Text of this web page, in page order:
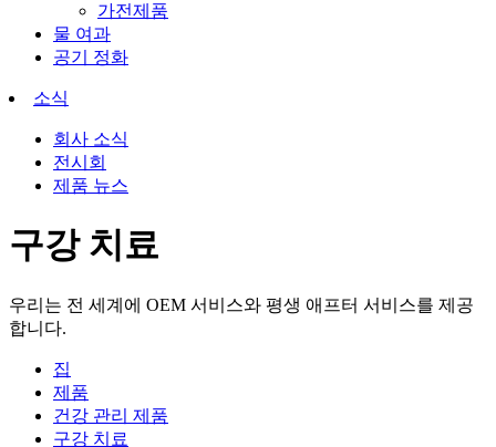
가전제품
물 여과
공기 정화
소식
회사 소식
전시회
제품 뉴스
구강 치료
우리는 전 세계에 OEM 서비스와 평생 애프터 서비스를 제공
합니다.
집
제품
건강 관리 제품
구강 치료